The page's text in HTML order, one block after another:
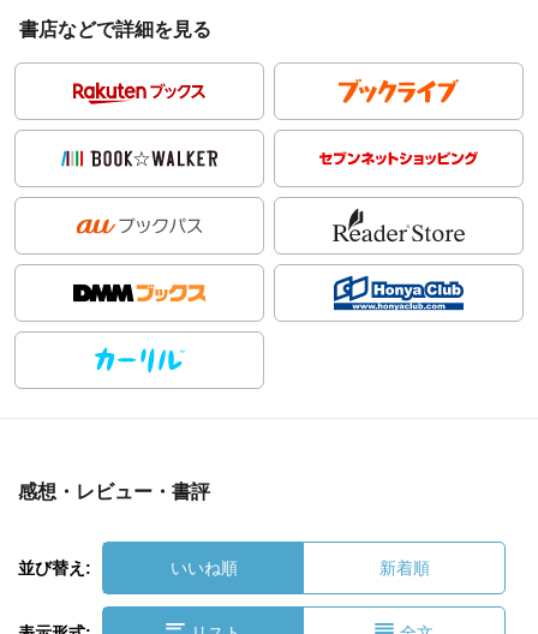
書店などで詳細を見る
感想・レビュー・書評
並び替え: いいね順 新着順